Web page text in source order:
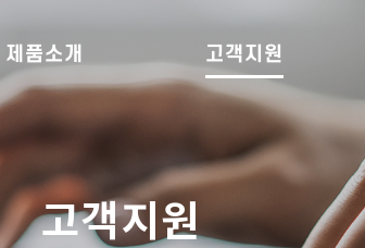
제품소개 고객지원
고객지원